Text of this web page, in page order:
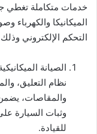
خدمات متكاملة تغطي
الميكانيكا
التحكم الإلكتروني
الصيانة
نظام التعليق،
والمقاصات،
وثبات السيارة
للقيادة.